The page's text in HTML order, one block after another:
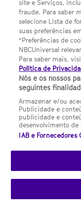
FILMES
UMA DIVISÃO
Contact us by email:
NBC Universal
by Universal Studios
NBC Universal
95. Planta 10 Edificio
SYFY Portugal is
(CNMC).
Channel
SCI FI Slovenija SCI
site e Serviços,
fraude. Para saber
selecione Lista de
suas preferências
“Preferências de
NBCUniversal
Para saber mais,
Política de
Nós e os nossos
seguintes
Armazenar e/ou
Publicidade e
publicidade e
desenvolvimento de
IAB e Fornecedores